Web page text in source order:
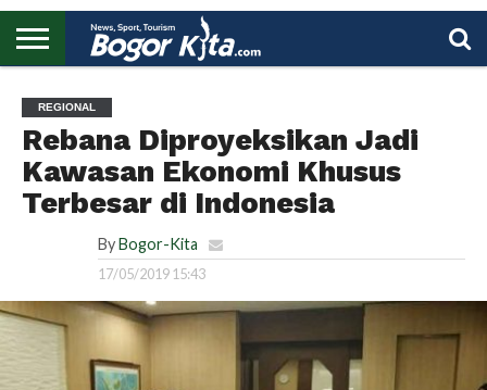
UTAMA
REGIONAL
Rebana Diproyeksikan Jadi
Kawasan Ekonomi Khusus
Terbesar di Indonesia
By Bogor-Kita
17/05/2019 15:43